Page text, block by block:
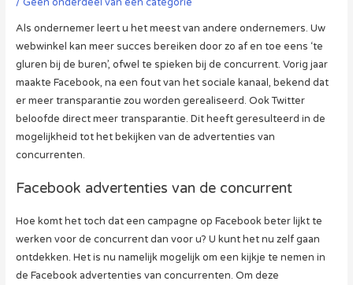
/ Geen onderdeel van een categorie
Als ondernemer leert u het meest van andere ondernemers. Uw
webwinkel kan meer succes bereiken door zo af en toe eens ‘te
gluren bij de buren’, ofwel te spieken bij de concurrent. Vorig jaar
maakte Facebook, na een fout van het sociale kanaal, bekend dat
er meer transparantie zou worden gerealiseerd. Ook Twitter
beloofde direct meer transparantie. Dit heeft geresulteerd in de
mogelijkheid tot het bekijken van de advertenties van
concurrenten.
Facebook advertenties van de concurrent
Hoe komt het toch dat een campagne op Facebook beter lijkt te
werken voor de concurrent dan voor u? U kunt het nu zelf gaan
ontdekken. Het is nu namelijk mogelijk om een kijkje te nemen in
de Facebook advertenties van concurrenten. Om deze